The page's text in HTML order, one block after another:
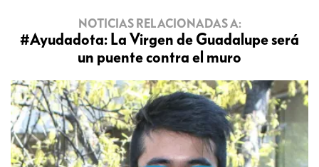
NOTICIAS RELACIONADAS A:
#Ayudadota: La Virgen de Guadalupe será
un puente contra el muro